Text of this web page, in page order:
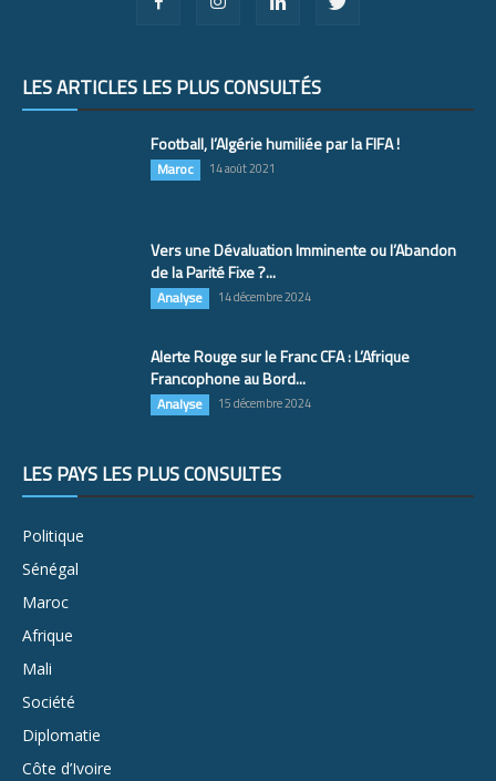
LES ARTICLES LES PLUS CONSULTÉS
Football, l’Algérie humiliée par la FIFA !
Maroc 14 août 2021
Vers une Dévaluation Imminente ou l’Abandon
de la Parité Fixe ?...
Analyse 14 décembre 2024
Alerte Rouge sur le Franc CFA : L’Afrique
Francophone au Bord...
Analyse 15 décembre 2024
LES PAYS LES PLUS CONSULTÉS
Politique
Sénégal
Maroc
Afrique
Mali
Société
Diplomatie
Côte d’Ivoire